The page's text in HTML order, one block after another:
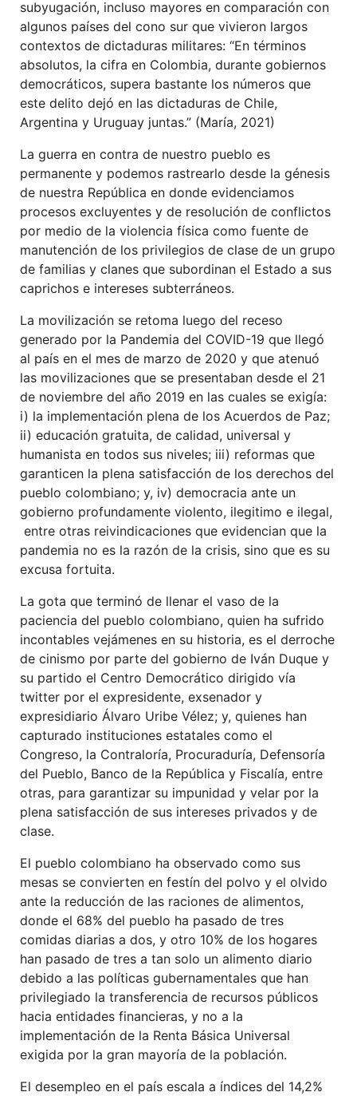
subyugación, incluso mayores en comparación con
algunos países del cono sur que vivieron largos
contextos de dictaduras militares: “En términos
absolutos, la cifra en Colombia, durante gobiernos
democráticos, supera bastante los números que
este delito dejó en las dictaduras de Chile,
Argentina y Uruguay juntas.” (María, 2021)
La guerra en contra de nuestro pueblo es
permanente y podemos rastrearlo desde la génesis
de nuestra República en donde evidenciamos
procesos excluyentes y de resolución de conflictos
por medio de la violencia física como fuente de
manutención de los privilegios de clase de un grupo
de familias y clanes que subordinan el Estado a sus
caprichos e intereses subterráneos.
La movilización se retoma luego del receso
generado por la Pandemia del COVID-19 que llegó
al país en el mes de marzo de 2020 y que atenuó
las movilizaciones que se presentaban desde el 21
de noviembre del año 2019 en las cuales se exigía:
i) la implementación plena de los Acuerdos de Paz;
ii) educación gratuita, de calidad, universal y
humanista en todos sus niveles; iii) reformas que
garanticen la plena satisfacción de los derechos del
pueblo colombiano; y, iv) democracia ante un
gobierno profundamente violento, ilegitimo e ilegal,
entre otras reivindicaciones que evidencian que la
pandemia no es la razón de la crisis, sino que es su
excusa fortuita.
La gota que terminó de llenar el vaso de la
paciencia del pueblo colombiano, quien ha sufrido
incontables vejámenes en su historia, es el derroche
de cinismo por parte del gobierno de Iván Duque y
su partido el Centro Democrático dirigido vía
twitter por el expresidente, exsenador y
expresidiario Álvaro Uribe Vélez; y, quienes han
capturado instituciones estatales como el
Congreso, la Contraloría, Procuraduría, Defensoría
del Pueblo, Banco de la República y Fiscalía, entre
otras, para garantizar su impunidad y velar por la
plena satisfacción de sus intereses privados y de
clase.
El pueblo colombiano ha observado como sus
mesas se convierten en festín del polvo y el olvido
ante la reducción de las raciones de alimentos,
donde el 68% del pueblo ha pasado de tres
comidas diarias a dos, y otro 10% de los hogares
han pasado de tres a tan solo un alimento diario
debido a las políticas gubernamentales que han
privilegiado la transferencia de recursos públicos
hacia entidades financieras, y no a la
implementación de la Renta Básica Universal
exigida por la gran mayoría de la población.
El desempleo en el país escala a índices del 14,2%